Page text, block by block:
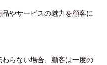
やサービスの魅力を顧客に
らない場合、顧客は一度の